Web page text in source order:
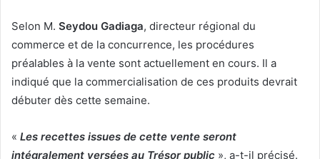
Selon M. Seydou Gadiaga, directeur régional du
commerce et de la concurrence, les procédures
préalables à la vente sont actuellement en cours. Il a
indiqué que la commercialisation de ces produits devrait
débuter dès cette semaine.
« Les recettes issues de cette vente seront
intégralement versées au Trésor public », a-t-il précisé.